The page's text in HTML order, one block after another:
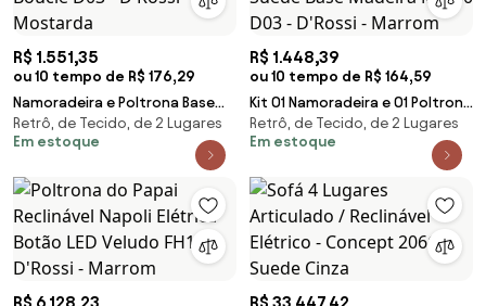
R$ 1.551,35
ou 10 tempo de R$ 176,29
Namoradeira e Poltrona Base
Madeira Fixa Pto Elisa Bouclê
D03 - D'Rossi - Mostarda
Retrô, de Tecido, de 2 Lugares
Em estoque
R$ 1.448,39
ou 10 tempo de R$ 164,59
Kit 01 Namoradeira e 01 Poltrona
Giratória Elisa Suede Base
Madeira MM30 D03 - D'Rossi -
Retrô, de Tecido, de 2 Lugares
Em estoque
R$ 6.128,23 R$ 33.447,42